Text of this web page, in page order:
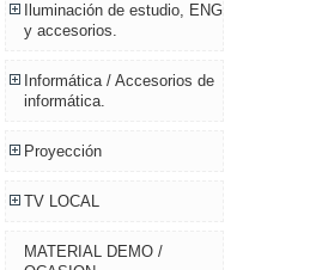
Iluminación de estudio, ENG
y accesorios.
Informática / Accesorios de
informática.
Proyección
TV LOCAL
MATERIAL DEMO /